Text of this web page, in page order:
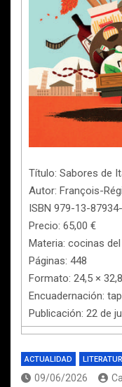
Título: Sabores de
Autor: François-
ISBN 979-13-
Precio: 65,00 €
Materia: cocinas
Páginas: 448
Formato: 24,5 ×
Encuadernación:
Publicación: 22 de
ACTUALIDAD
09/06/2026